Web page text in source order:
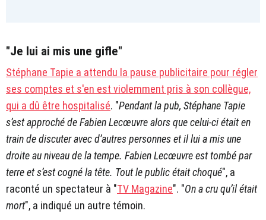
"Je lui ai mis une gifle"
Stéphane Tapie a attendu la pause publicitaire pour régler
ses comptes et s'en est violemment pris à son collègue,
qui a dû être hospitalisé. "Pendant la pub, Stéphane Tapie
s’est approché de Fabien Lecœuvre alors que celui-ci était en
train de discuter avec d’autres personnes et il lui a mis une
droite au niveau de la tempe. Fabien Lecœuvre est tombé par
terre et s’est cogné la tête. Tout le public était choqué", a
raconté un spectateur à "TV Magazine". "On a cru qu’il était
mort", a indiqué un autre témoin.